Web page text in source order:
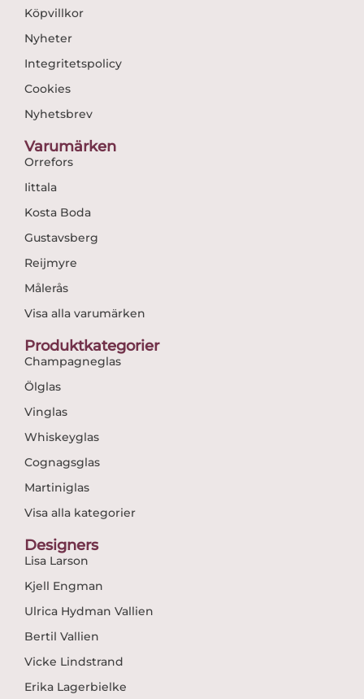
Köpvillkor
Nyheter
Integritetspolicy
Cookies
Nyhetsbrev
Varumärken
Orrefors
Iittala
Kosta Boda
Gustavsberg
Reijmyre
Målerås
Visa alla varumärken
Produktkategorier
Champagneglas
Ölglas
Vinglas
Whiskeyglas
Cognagsglas
Martiniglas
Visa alla kategorier
Designers
Lisa Larson
Kjell Engman
Ulrica Hydman Vallien
Bertil Vallien
Vicke Lindstrand
Erika Lagerbielke